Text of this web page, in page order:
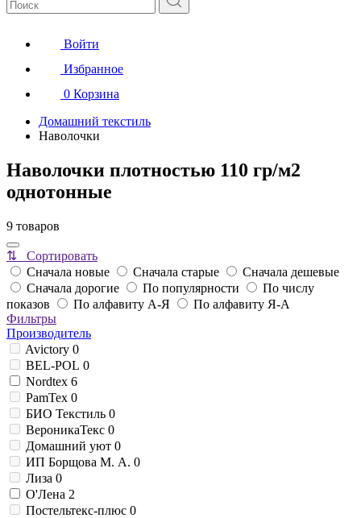
Войти
Избранное
0 Корзина
Домашний текстиль
Наволочки
Наволочки плотностью 110 гр/м2
однотонные
9 товаров
⇅ Сортировать
Сначала новые
Сначала старые
Сначала дешевые
Сначала дорогие
По популярности
По числу
показов
По алфавиту А-Я
По алфавиту Я-А
Фильтры
Производитель
Avictory 0
BEL-POL 0
Nordtex 6
PamTex 0
БИО Текстиль 0
ВероникаТекс 0
Домашний уют 0
ИП Борщова М. А. 0
Лиза 0
О'Лена 2
Постельтекс-плюс 0